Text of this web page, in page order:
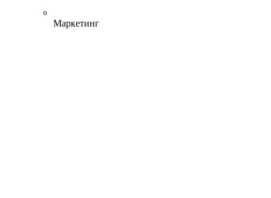
Маркетинг